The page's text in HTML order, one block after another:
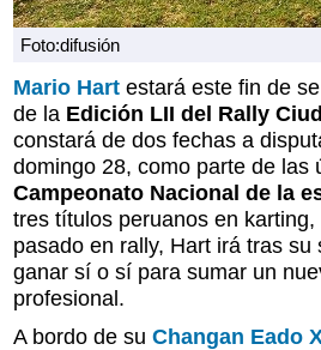
Foto:difusión
Mario Hart estará este fin de
de la Edición LII del Rally
constará de dos fechas a
domingo 28, como parte de las
Campeonato Nacional de la
tres títulos peruanos en
pasado en rally, Hart irá tras
ganar sí o sí para sumar un
profesional.
A bordo de su Changan Eado